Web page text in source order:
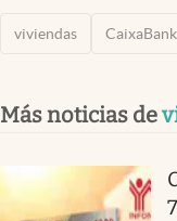
viviendas CaixaBank
Más noticias de